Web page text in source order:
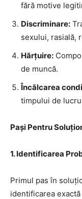
fără motive
Discriminare:
sexului, rasială,
Hărțuire:
de muncă.
Încălcarea
timpului de
Pași Pentru
1. Identificarea
Primul pas în
identificarea